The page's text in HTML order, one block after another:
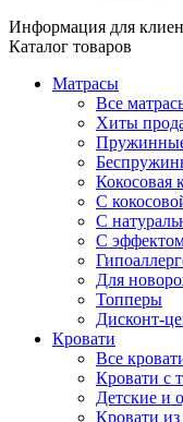
Информация для
Каталог товаров
Матрасы
Все
Хиты
Кокосовая
С
С
С
Для
Топперы
Дисконт-
Кровати
Все
Кровати с
Детские и
Кровати из